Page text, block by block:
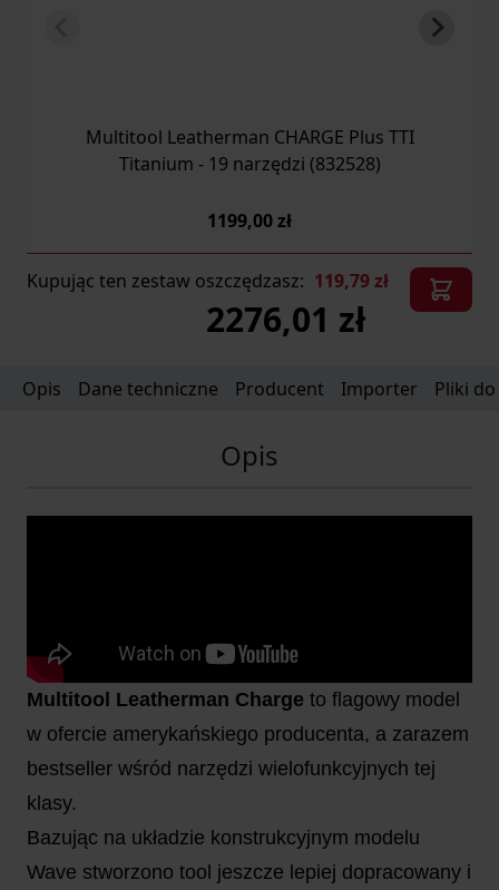
Multitool Leatherman CHARGE Plus TTI
Titanium - 19 narzędzi (832528)
1199,00 zł
Kupując ten zestaw oszczędzasz: 119,79 zł
2276,01 zł
Opis Dane techniczne Producent Importer Pliki
Opis
Multitool Leatherman Charge to flagowy model
w ofercie amerykańskiego producenta, a zarazem
bestseller wśród narzędzi wielofunkcyjnych tej
klasy.
Bazując na układzie konstrukcyjnym modelu
Wave stworzono tool jeszcze lepiej dopracowany i